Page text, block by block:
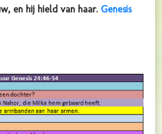
en hij hield van haar. Genesis